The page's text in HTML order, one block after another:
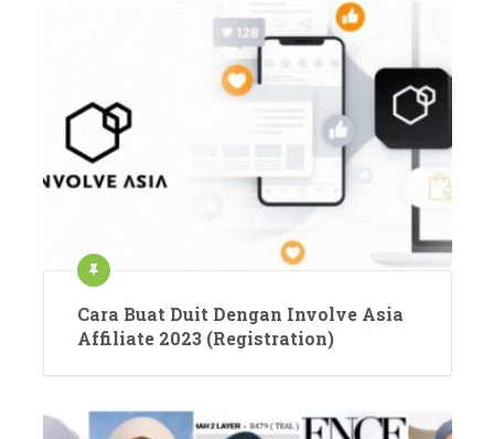
Cara Buat Duit Dengan Involve Asia
Affiliate 2023 (Registration)